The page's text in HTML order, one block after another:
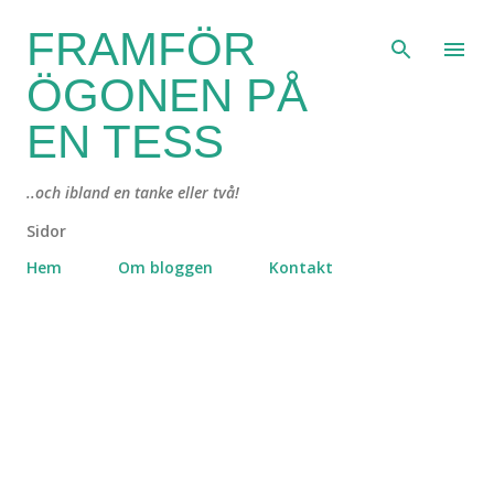
Fortsätt till huvudinnehåll
FRAMFÖR
ÖGONEN PÅ
EN TESS
..och ibland en tanke eller två!
Sidor
Hem
Om bloggen Kontakt